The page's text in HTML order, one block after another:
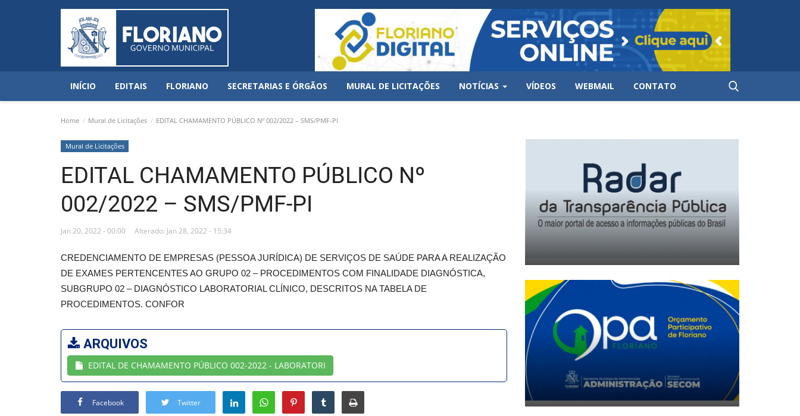
INÍCIO EDITAIS FLORIANO SECRETARIAS E ÓRGÃOS MURAL DE LICITAÇÕES NOTÍCIAS VÍDEOS WEBMAIL CONTATO
Home Mural de Licitações EDITAL CHAMAMENTO PÚBLICO Nº 002/2022 – SMS/PMF-PI
Mural de Licitações
EDITAL CHAMAMENTO PÚBLICO Nº
002/2022 – SMS/PMF-PI
Jan 20, 2022 - 00:00 Alterado: Jan 28, 2022 - 15:34
CREDENCIAMENTO DE EMPRESAS (PESSOA JURÍDICA) DE SERVIÇOS DE SAÚDE PARA A REALIZAÇÃO
DE EXAMES PERTENCENTES AO GRUPO 02 – PROCEDIMENTOS COM FINALIDADE DIAGNÓSTICA,
SUBGRUPO 02 – DIAGNÓSTICO LABORATORIAL CLÍNICO, DESCRITOS NA TABELA DE
PROCEDIMENTOS. CONFOR
ARQUIVOS
EDITAL DE CHAMAMENTO PÚBLICO 002-2022 - LABORATORI
Facebook Twitter